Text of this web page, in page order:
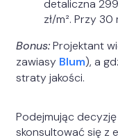
detaliczna
zł/m². Przy
Bonus:Projektant
zawiasy Blum), a
straty jakości.
Podejmując
skonsultować się z